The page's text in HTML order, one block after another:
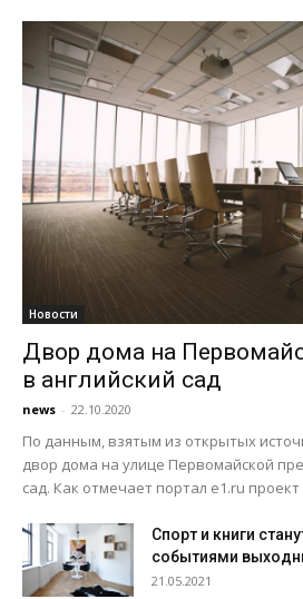
Новости
Двор дома на
в английский сад
news - 22.10.2020
По данным, взятым из открытых
двор дома на улице Первомайской
сад. Как отмечает портал e1.ru проект
Спорт и книги
событиями
21.05.2021